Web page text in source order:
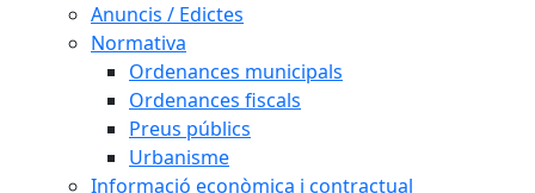
Anuncis / Edictes
Normativa
Ordenances municipals
Ordenances fiscals
Preus públics
Urbanisme
Informació econòmica i contractual